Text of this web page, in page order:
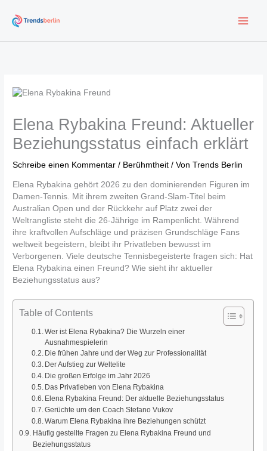
Inhalt
springen
Elena Rybakina Freund: Aktueller
Beziehungsstatus einfach erklärt
Schreibe einen Kommentar / Berühmtheit / VonTrends Berlin
Elena Rybakina gehört 2026 zu den dominierenden Figuren im
Damen-Tennis. Mit ihrem zweiten Grand-Slam-Titel beim
Australian Open und der Rückkehr auf Platz zwei der
Weltrangliste steht die 26-Jährige im Rampenlicht. Während
ihre kraftvollen Aufschläge und präzisen Grundschläge Fans
weltweit begeistern, bleibt ihr Privatleben bewusst im
Verborgenen. Viele deutsche Tennisbegeisterte fragen sich: Hat
Elena Rybakina einen Freund? Wie sieht ihr aktueller
Beziehungsstatus aus?
Table of Contents
Wer ist Elena Rybakina? Die Wurzeln einer
Ausnahmespielerin
Die frühen Jahre und der Weg zur Professionalität
Der Aufstieg zur Weltelite
Die großen Erfolge im Jahr 2026
Das Privatleben von Elena Rybakina
Elena Rybakina Freund: Der aktuelle Beziehungsstatus
Gerüchte um den Coach Stefano Vukov
Warum Elena Rybakina ihre Beziehungen schützt
Häufig gestellte Fragen zu Elena Rybakina Freund und
Beziehungsstatus